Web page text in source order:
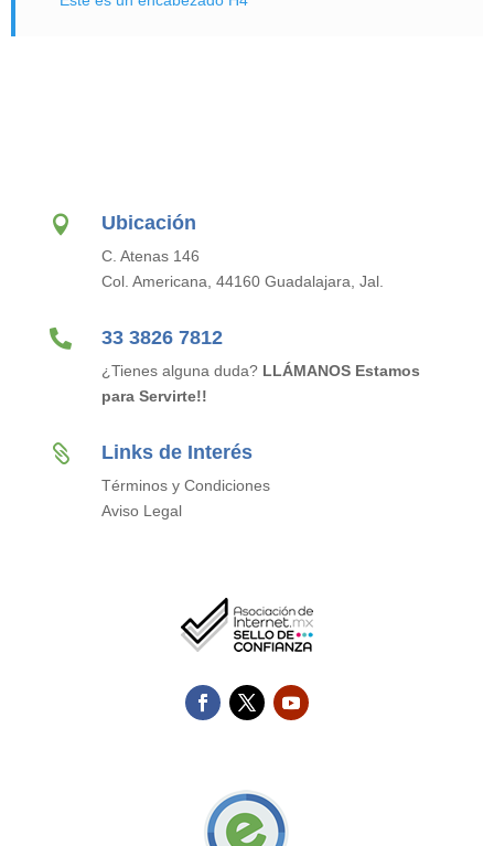
 Ubicación
C. Atenas 146
Col. Americana, 44160 Guadalajara, Jal.
 33 3826 7812
¿Tienes alguna duda? LLÁMANOS Estamos
para Servirte!!
 Links de Interés
Términos y Condiciones
Aviso Legal